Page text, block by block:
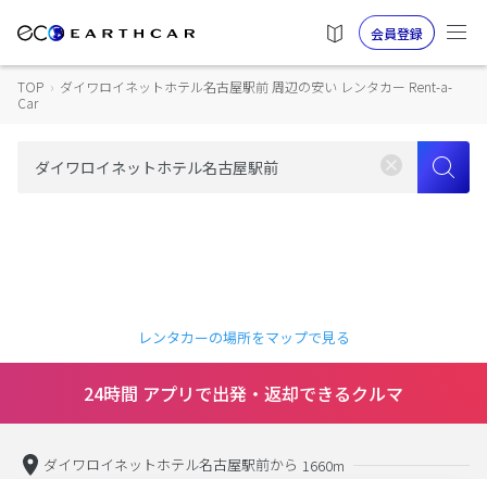
会員登録
TOP › ダイワロイネットホテル名古屋駅前 周辺の安い レンタカー Rent-a-
Car
レンタカーの場所をマップで見る
24時間 アプリで出発・返却できるクルマ
ダイワロイネットホテル名古屋駅前から 1660m